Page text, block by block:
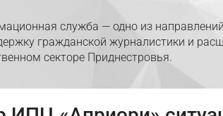
служба — одно из
гражданской журналистики и
секторе Приднестровья.